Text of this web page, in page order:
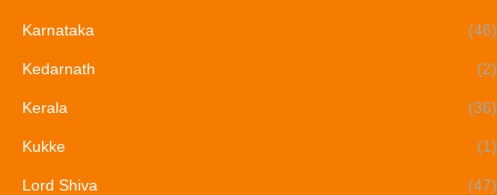
Karnataka (46)
Kedarnath (2)
Kerala (36)
Kukke (1)
Lord Shiva (47)